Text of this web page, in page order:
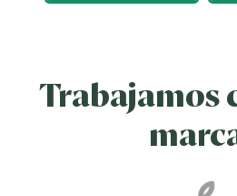
Trabajamos